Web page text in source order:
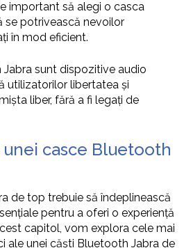
important să alegi o casca
se potrivească nevoilor
în mod eficient.
Jabra sunt dispozitive audio
utilizatorilor libertatea și
liber, fără a fi legați de
casce Bluetooth
de top trebuie să îndeplinească
pentru a oferi o experiență
capitol, vom explora cele mai
ale unei căști Bluetooth Jabra de